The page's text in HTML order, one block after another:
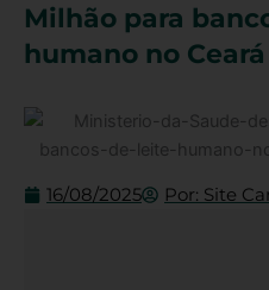
Milhão para
humano no Ceará
16/08/2025 Por: Site